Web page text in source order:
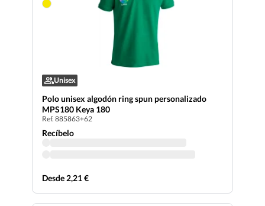
Unisex
Polo unisex algodón ring spun personalizado
MPS180 Keya 180
Ref. 885863+62
Recíbelo
Desde 2,21 €